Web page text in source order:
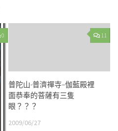
0 11
普陀山-普濟禪寺–伽藍殿裡
面恭奉的菩薩有三隻
眼？？？
2009/06/27